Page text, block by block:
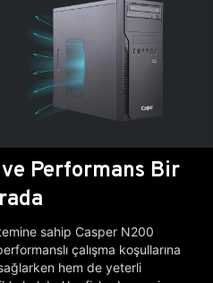
Performans Bir
sahip Casper N200
çalışma koşullarına
hem de yeterli